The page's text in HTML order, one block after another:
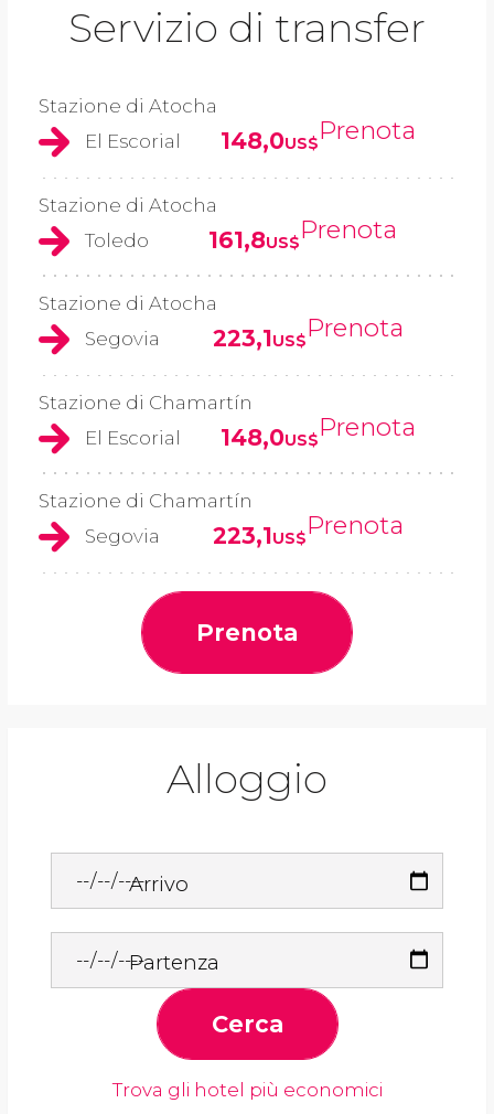
Servizio di transfer
Stazione di Atocha
El Escorial
148,0US$Prenota
Stazione di Atocha
Toledo
161,8US$Prenota
Stazione di Atocha
Segovia
223,1US$Prenota
Stazione di Chamartín
El Escorial
148,0US$Prenota
Stazione di Chamartín
Segovia
223,1US$Prenota
Prenota
Alloggio
Arrivo
Partenza
Cerca
Trova gli hotel più economici